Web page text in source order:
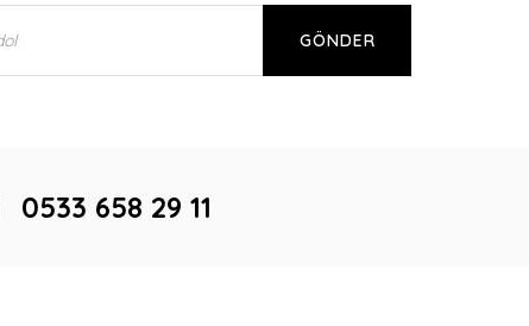
GÖNDER
0533 658 29 11